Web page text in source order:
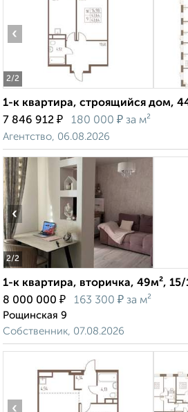
2/2
‹
1-к квартира, строящийся дом,
7 846 912 ₽ 180 000 ₽ за м²
Агентство, 06.08.2026
2/2
‹
1-к квартира, вторичка, 49м²,
8 000 000 ₽ 163 300 ₽ за м²
Рощинская 9
Собственник, 07.08.2026
‹